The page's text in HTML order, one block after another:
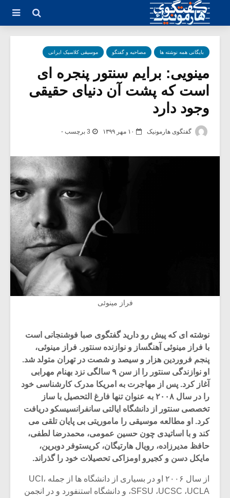
بایگانی همه نوشته ها مصاحبه و گفتگو موسیقی کلاسیک ایرانی
مینویی: برایم سنتور پنجره ای
است که پشت آن دنیای حقیقی
وجود دارد
گفتگوی هارمونیک ۱۰ مهر ۱۳۹۹ 3 برچسب -
فراز مینوئی
نوشته ای که پیش رو دارید گفتگوی صبا فوشنجانی است
با فراز مینوئی آهنگساز و نوازنده سنتور. فراز مینوئی،
پنجم فروردین هزار و سیصد و شصت در تهران متولد شد.
او نوازندگی سنتور را از سن ۹ سالگی نزد بهنام مهرابی
آغاز کرد. پس از مهاجرت به امریکا مدرک کارشناسی خود
را در سال ۲۰۰۸ به عنوان تنها فارغ التحصیل با ساز
تخصصی سنتور از دانشگاه ایالتی سانفرانسیسکو دریافت
کرد. او مطالعه موسیقی را ماموریتی بی پایان تلقی می
کند و با اساتیدی چون حسین عمومی، محمدرضا لطفی،
حافظ مدیرزاده، رویال هارتیگان، کریستوفر دوبرین،
مایکل دسن و کجیرو اومزاکی تحصیلات خود را گذراند.
از سال ۲۰۰۶ او در بسیاری از دانشگاه ها از جمله ،UCI
،SFSU ،UCSC ،UCLA و دانشگاه استنفورد و در انجمن